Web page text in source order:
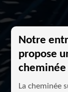
Notre
propose
La cheminée